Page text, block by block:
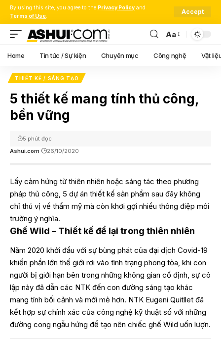
By using this site, you agree to the Privacy Policy and
Terms of Use.
Accept
Font
Resizer
Aa
Home Tin tức / Sự kiện Chuyên mục Công nghệ Vật
THIẾT KẾ / SÁNG TẠO
5 thiết kế mang tính thủ công,
bền vững
Ashui.com 26/10/2020
5 phút đọc
Lấy cảm hứng từ thiên nhiên hoặc sáng tác theo phương
pháp thủ công, 5 dự án thiết kế sản phẩm sau đây không
chỉ thú vị về thẩm mỹ mà còn khơi gợi nhiều thông điệp môi
trường ý nghĩa.
Ghế Wild – Thiết kế để lại trong thiên nhiên
Năm 2020 khởi đầu với sự bùng phát của đại dịch Covid-19
khiến phần lớn thế giới rơi vào tình trạng phong tỏa, khi con
người bị giới hạn bên trong những không gian cố định, sự cô
lập này đã dẫn các NTK đến con đường sáng tạo khác
mang tính bối cảnh và mới mẻ hơn. NTK Eugeni Quitllet đã
kết hợp sự chính xác của công nghệ kỹ thuật số với những
đường cong ngẫu hứng để tạo nên chiếc ghế Wild uốn lượn.